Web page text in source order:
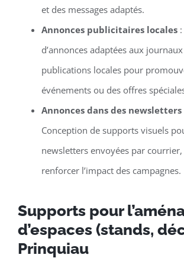
et des messages adaptés.
Annonces publicitaires locales:
d’annonces adaptées aux
publications locales pour
événements ou des offres
Annonces dans des
Conception de supports visuels
newsletters envoyées par
renforcer l’impact des campagnes.
Supports pour
d’espaces (stands,
Prinquiau